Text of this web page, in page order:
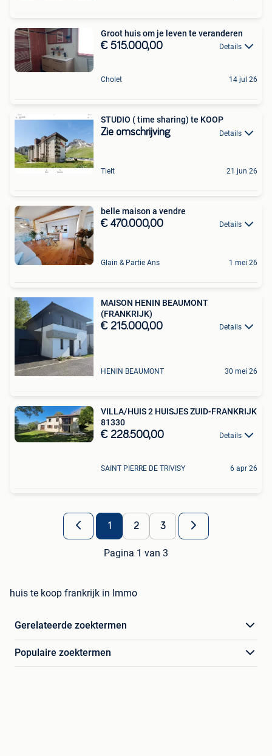
Groot huis om je leven te veranderen
€ 515.000,00 Details
Cholet 14 jul 26
STUDIO ( time sharing) te KOOP
Zie omschrijving Details
Tielt 21 jun 26
belle maison a vendre
€ 470.000,00 Details
Glain & Partie Ans 1 mei 26
MAISON HENIN BEAUMONT
(FRANKRIJK)
€ 215.000,00 Details
HENIN BEAUMONT 30 mei 26
VILLA/HUIS 2 HUISJES ZUID-FRANKRIJK
81330
€ 228.500,00 Details
SAINT PIERRE DE TRIVISY 6 apr 26
1 2 3
Pagina 1 van 3
huis te koop frankrijk in Immo
Gerelateerde zoektermen
Populaire zoektermen